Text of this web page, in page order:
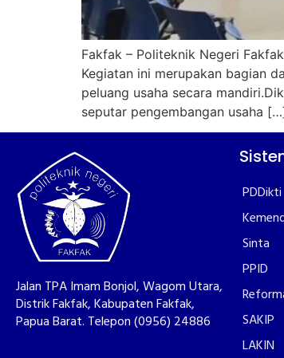
Fakfak – Politeknik Negeri
Kegiatan ini merupakan bagian
peluang usaha secara
seputar pengembangan usaha
Jalan TPA Imam Bonjol, Wagom Utara,
Distrik Fakfak, Kabupaten Fakfak,
Papua Barat. Telepon (0956) 24886
PDDikti
Sinta
PPID
SAKIP
LAKIN